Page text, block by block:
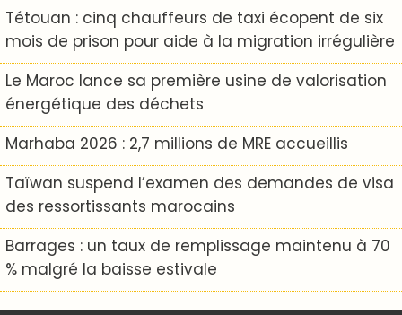
Tétouan : cinq chauffeurs de taxi écopent de six
mois de prison pour aide à la migration irrégulière
Le Maroc lance sa première usine de valorisation
énergétique des déchets
Marhaba 2026 : 2,7 millions de MRE accueillis
Taïwan suspend l’examen des demandes de visa
des ressortissants marocains
Barrages : un taux de remplissage maintenu à 70
% malgré la baisse estivale